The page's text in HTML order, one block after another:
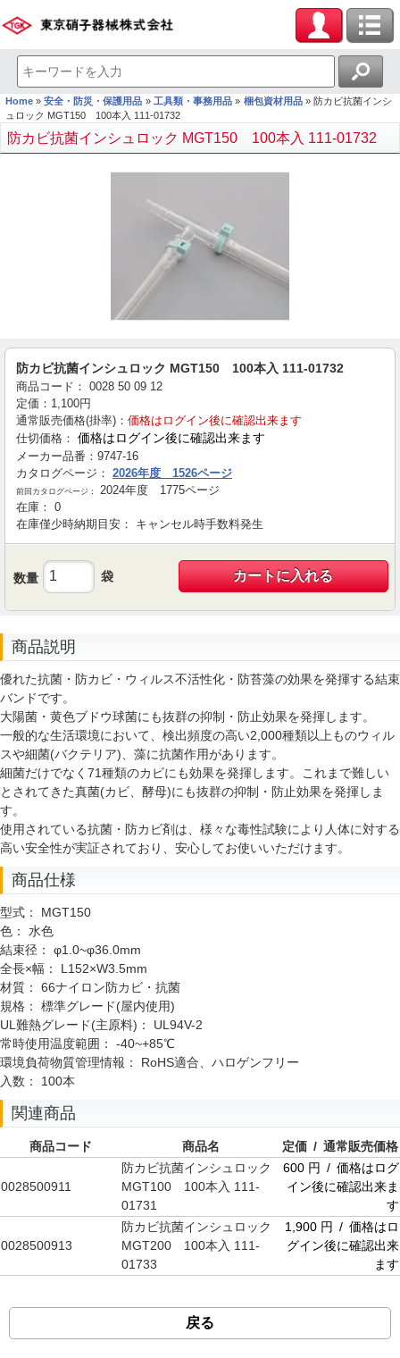
Home 安全・防災・保護用品 工具類・事務用品 梱包資材用品
防カビ抗菌インシ
ュロック MGT150 100本入 111-01732
防カビ抗菌インシュロック MGT150 100本入 111-01732
防カビ抗菌インシュロック MGT150 100本入 111-01732
商品コード： 0028 50 09 12
定価： 1,100円
通常販売価格(掛率)： 価格はログイン後に確認出来ます
仕切価格： 価格はログイン後に確認出来ます
メーカー品番： 9747-16
カタログページ： 2026年度 1526ページ
前回カタログページ：
2024年度 1775ページ
在庫： 0
在庫僅少時納期目安：
キャンセル時手数料発生
数量 袋 カートに入れる
商品説明
優れた抗菌・防カビ・ウィルス不活性化・防苔藻の効果を発揮する結束
バンドです。
大陽菌・黄色ブドウ球菌にも抜群の抑制・防止効果を発揮します。
一般的な生活環境において、検出頻度の高い2,000種類以上ものウィル
スや細菌(バクテリア)、藻に抗菌作用があります。
細菌だけでなく71種類のカビにも効果を発揮します。これまで難しい
とされてきた真菌(カビ、酵母)にも抜群の抑制・防止効果を発揮しま
す。
使用されている抗菌・防カビ剤は、様々な毒性試験により人体に対する
高い安全性が実証されており、安心してお使いいただけます。
商品仕様
型式： MGT150
色： 水色
結束径： φ1.0~φ36.0mm
全長×幅： L152×W3.5mm
材質： 66ナイロン防カビ・抗菌
規格： 標準グレード(屋内使用)
UL難熱グレード(主原料)： UL94V-2
常時使用温度範囲： -40~+85℃
環境負荷物質管理情報： RoHS適合、ハロゲンフリー
入数： 100本
関連商品
商品コード 商品名 定価 / 通常販売価格
0028500911
防カビ抗菌インシュロック
MGT100 100本入 111-
01731
600 円 / 価格はログ
イン後に確認出来ま
す
0028500913
防カビ抗菌インシュロック
MGT200 100本入 111-
01733
1,900 円 / 価格はロ
グイン後に確認出来
ます
戻る